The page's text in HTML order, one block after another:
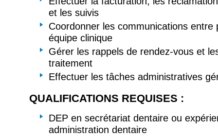
et les suivis
Coordonner les communications entre
équipe clinique
Gérer les rappels de rendez-vous et
traitement
Effectuer les tâches administratives
QUALIFICATIONS REQUISES :
DEP en secrétariat dentaire ou
administration dentaire